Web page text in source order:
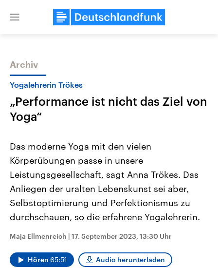
Close
Themen
Landtagswahl Sachsen-Anhalt
2026
Alle Informationen
Sachsen-Anhalt wählt am 6.
September 2026 einen neuen
Landtag. Seit 2021 wird das
Bundesland von einer Koalition aus
Umfragen, Prognosen,
Wahlprogramme, aktuelle Berichte
und Kandidaten der anstehenden
Wahl.
USA
Aktuelle Beiträge,
Hintergründe
Wirtschaftlich und
gehören die Vereinigten
den mächtigsten Ländern
mit großem Einfluss auf
aktuelle Weltgeschehen.
Archiv
Yogalehrerin Trökes
„Performance ist nicht das Ziel von
Yoga“
Das moderne Yoga mit den vielen
Körperübungen passe in unsere
Leistungsgesellschaft, sagt Anna Trökes. Das
Anliegen der uralten Lebenskunst sei aber,
Selbstoptimierung und Perfektionismus zu
durchschauen, so die erfahrene Yogalehrerin.
Maja Ellmenreich | 17. September 2023, 13:30 Uhr
Hören 65:51 Audio herunterladen